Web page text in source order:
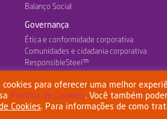
Balanço Social
Governança
Ética e conformidade corporativa
Comunidades e cidadania corporativa
ResponsibleSteel™
empresa tem o apoio do BNDES www.bndes.gov.br
para oferecer uma melhor
Política de Cookies. Você também
Cookies. Para informações de como